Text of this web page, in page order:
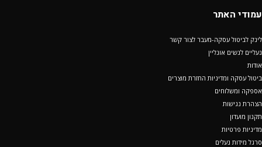
עמודי האתר
לינק לביטול עסקה-מעבר לצור קשר
נעליים לנשים אונליין
אודות
ביטול עסקה ומדיניות החזרת מוצרים
אספקה ומשלוחים
הצהרת נגישות
תקנון מועדון
מדיניות פרטיות
סרגל מידות נעלים